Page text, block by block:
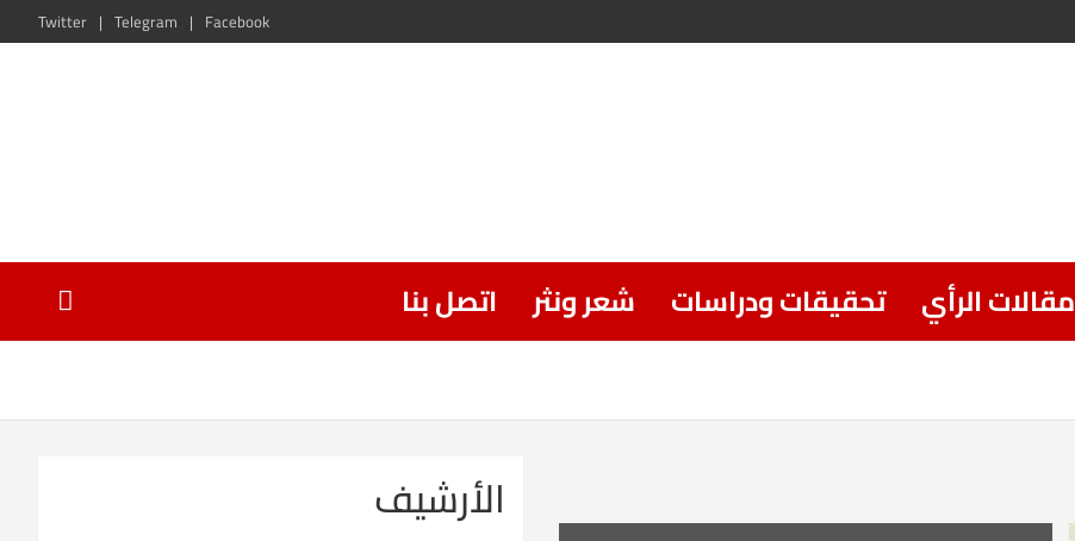
Facebook
Telegram
Twitter
مقالات الرأي تحقيقات ودراسات شعر ونثر
اتصل بنا
الأرشيف